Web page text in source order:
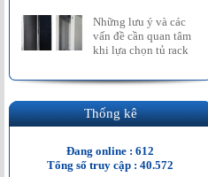
Những lưu ý và các
vấn đề cần quan tâm
khi lựa chọn tủ rack
Thống kê
Đang online : 612
Tổng số truy cập : 40.572